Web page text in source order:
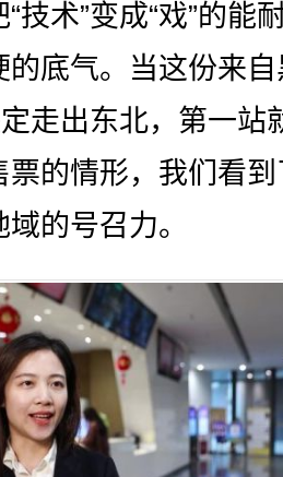
术”变成“戏”的能
的底气。当这份来
定走出东北，第一站
票的情形，我们看
的号召力。